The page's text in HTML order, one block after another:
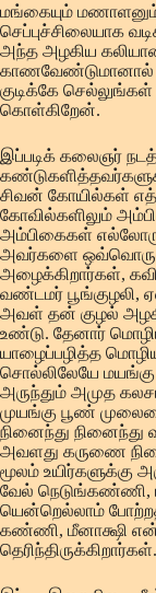
மங்கையும்
செப்புச்சிலையாக
அந்த அழகிய
காணவேண்டுமானால்
குடிக்கே
கொள்கிறேன்.
இப்படிக் கலைஞர்
சிவன் கோயில்கள்
கோவில்களிலும்
அம்பிகைகள்
அவர்களை
அழைக்கிறார்கள்,
வண்டமர் பூங்குழலி,
அவள் தன் குழல்
உண்டு. தேனார்
யாழைப்பழித்த
சொல்லிலேயே
அருந்தும் அமுத
முயங்கு பூண்
நினைந்து நினைந்து
அவளது கருணை
மூலம் உயிர்களுக்கு
வேல்
யென்றெல்லாம்
கண்ணி, மீனாக்ஷி
தெரிந்திருக்கிறார்கள்.